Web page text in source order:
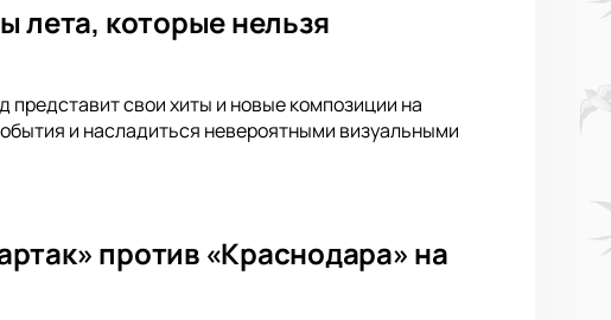
лета, которые нельзя
представит свои хиты и новые композиции на
и насладиться невероятными визуальными
против «Краснодара» на